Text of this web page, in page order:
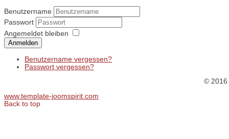
Benutzername
Passwort
Angemeldet bleiben
Anmelden
Benutzername vergessen?
Passwort vergessen?
© 2016
www.template-joomspirit.com
Back to top